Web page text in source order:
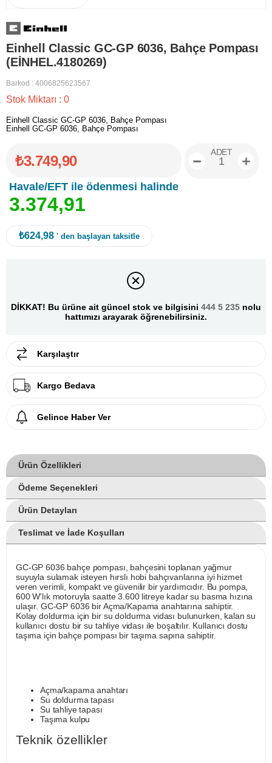
Einhell Classic GC-GP 6036, Bahçe Pompası
(EİNHEL.4180269)
Barkod : 4006825623567
Stok Miktarı : 0
Einhell Classic GC-GP 6036, Bahçe Pompası
Einhell GC-GP 6036, Bahçe Pompası
₺3.749,90
Havale/EFT ile ödenmesi halinde
3.374,91
ADET
₺624,98 ' den başlayan taksitle
DİKKAT! Bu ürüne ait güncel stok ve bilgisini 444 5 235 nolu
hattımızı arayarak öğrenebilirsiniz.
Karşılaştır
Kargo Bedava
Gelince Haber Ver
Ürün Özellikleri
Ödeme Seçenekleri
Ürün Detayları
Teslimat ve İade Koşulları
GC-GP 6036 bahçe pompası, bahçesini toplanan yağmur
suyuyla sulamak isteyen hırslı hobi bahçıvanlarına iyi hizmet
veren verimli, kompakt ve güvenilir bir yardımcıdır. Bu pompa,
600 W'lık motoruyla saatte 3.600 litreye kadar su basma hızına
ulaşır. GC-GP 6036 bir Açma/Kapama anahtarına sahiptir.
Kolay doldurma için bir su doldurma vidası bulunurken, kalan su
kullanıcı dostu bir su tahliye vidası ile boşaltılır. Kullanıcı dostu
taşıma için bahçe pompası bir taşıma sapına sahiptir.
Açma/kapama anahtarı
Su doldurma tapası
Su tahliye tapası
Taşıma kulpu
Teknik özellikler